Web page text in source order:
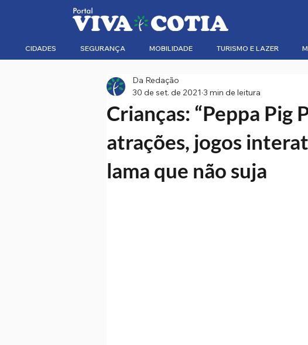
CIDADES SEGURANÇA MOBILIDADE TURISMO E LAZER
Crianças: “Peppa Pig
atrações, jogos
lama que não suja
Da Redação
30 de set. de 2021 3 min de leitura